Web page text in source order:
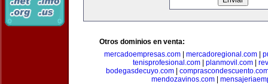
Otros dominios en venta:
mercadoempresas.com| mercadoregional.com|
tenisprofesional.com
planmovil.com
bodegasdecuyo.com
mendozavinos.com|